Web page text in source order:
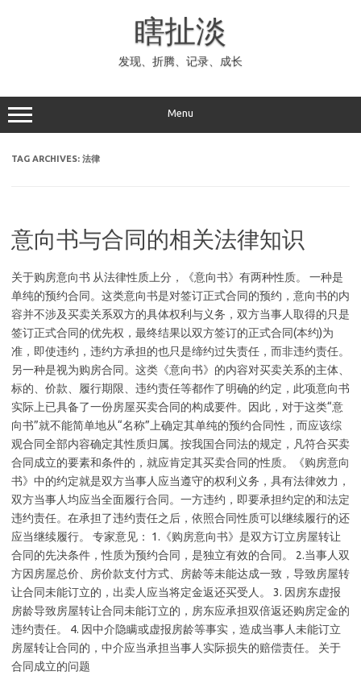
瞎扯淡
发现、折腾、记录、成长
Menu
TAG ARCHIVES: 法律
意向书与合同的相关法律知识
关于购房意向书 从法律性质上分，《意向书》有两种性质。 一种是
单纯的预约合同。这类意向书是对签订正式合同的预约，意向书的内
容并不涉及买卖关系双方的具体权利与义务，双方当事人取得的只是
签订正式合同的优先权，最终结果以双方签订的正式合同(本约)为
准，即使违约，违约方承担的也只是缔约过失责任，而非违约责任。
另一种是视为购房合同。这类《意向书》的内容对买卖关系的主体、
标的、价款、履行期限、违约责任等都作了明确的约定，此项意向书
实际上已具备了一份房屋买卖合同的构成要件。因此，对于这类“意
向书”就不能简单地从“名称”上确定其单纯的预约合同性，而应该综
观合同全部内容确定其性质归属。按我国合同法的规定，凡符合买卖
合同成立的要素和条件的，就应肯定其买卖合同的性质。《购房意向
书》中的约定就是双方当事人应当遵守的权利义务，具有法律效力，
双方当事人均应当全面履行合同。一方违约，即要承担约定的和法定
违约责任。在承担了违约责任之后，依照合同性质可以继续履行的还
应当继续履行。 专家意见： 1.《购房意向书》是双方订立房屋转让
合同的先决条件，性质为预约合同，是独立有效的合同。 2.当事人双
方因房屋总价、房价款支付方式、房龄等未能达成一致，导致房屋转
让合同未能订立的，出卖人应当将定金返还买受人。 3. 因房东虚报
房龄导致房屋转让合同未能订立的，房东应承担双倍返还购房定金的
违约责任。 4. 因中介隐瞒或虚报房龄等事实，造成当事人未能订立
房屋转让合同的，中介应当承担当事人实际损失的赔偿责任。 关于
合同成立的问题